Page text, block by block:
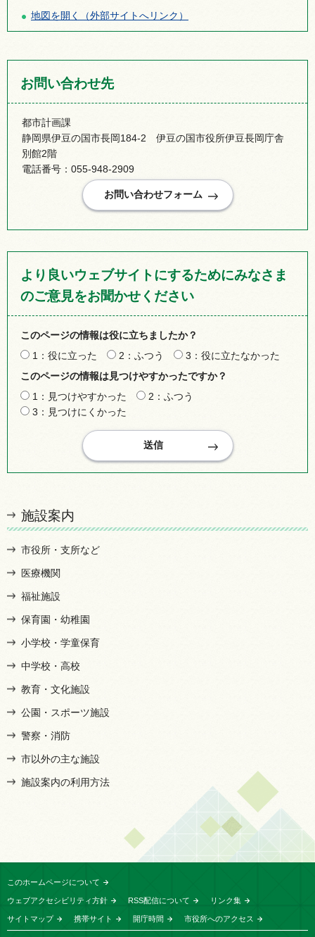
地図を開く（外部サイトへリンク）
お問い合わせ先
都市計画課
静岡県伊豆の国市長岡184-2 伊豆の国市役所伊豆長岡庁舎
別館2階
電話番号：055-948-2909
より良いウェブサイトにするためにみなさま
のご意見をお聞かせください
このページの情報は役に立ちましたか？
1：役に立った
2：ふつう
3：役に立たなかった
このページの情報は見つけやすかったですか？
1：見つけやすかった
2：ふつう
3：見つけにくかった
施設案内
市役所・支所など
医療機関
福祉施設
保育園・幼稚園
小学校・学童保育
中学校・高校
教育・文化施設
公園・スポーツ施設
警察・消防
市以外の主な施設
施設案内の利用方法
このホームページについて
ウェブアクセシビリティ方針 RSS配信について リンク集
サイトマップ 携帯サイト 開庁時間 市役所へのアクセス